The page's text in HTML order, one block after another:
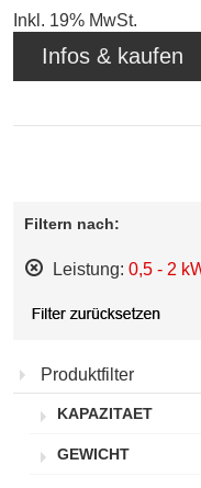
Inkl. 19% MwSt.
Infos & kaufen
Filtern nach:
Leistung: 0,5 - 2
Artikel
Produktfilter
KAPAZITAET
GEWICHT